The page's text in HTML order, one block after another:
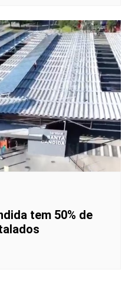
tem 50% de